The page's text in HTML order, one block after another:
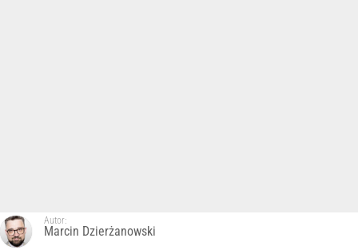
Autor:
Marcin Dzierżanowski